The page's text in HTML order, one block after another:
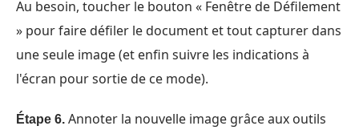
Au besoin, toucher le bouton « Fenêtre de Défilement
» pour faire défiler le document et tout capturer dans
une seule image (et enfin suivre les indications à
l'écran pour sortie de ce mode).
Étape 6. Annoter la nouvelle image grâce aux outils